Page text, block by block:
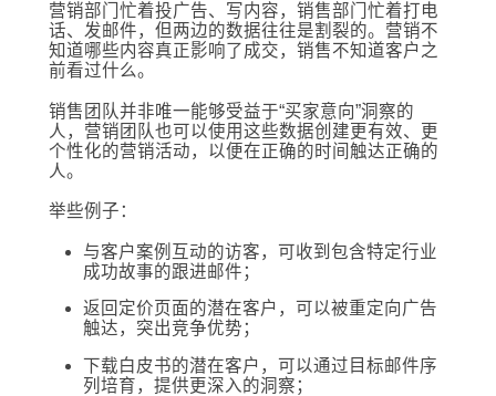
营销部门忙着投广告、写内容，销售部门忙着打电
话、发邮件，但两边的数据往往是割裂的。营销不
知道哪些内容真正影响了成交，销售不知道客户之
前看过什么。
销售团队并非唯一能够受益于“买家意向”洞察的
人，营销团队也可以使用这些数据创建更有效、更
个性化的营销活动，以便在正确的时间触达正确的
人。
举些例子：
与客户案例互动的访客，可收到包含特定行业
成功故事的跟进邮件；
返回定价页面的潜在客户，可以被重定向广告
触达，突出竞争优势；
下载白皮书的潜在客户，可以通过目标邮件序
列培育，提供更深入的洞察；